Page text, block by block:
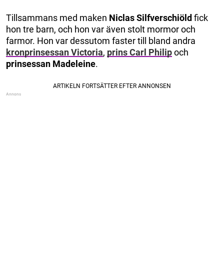
Tillsammans med maken Niclas Silfverschiöld fick
hon tre barn, och hon var även stolt mormor och
farmor. Hon var dessutom faster till bland andra
kronprinsessan Victoria, prins Carl Philipoch
prinsessan Madeleine.